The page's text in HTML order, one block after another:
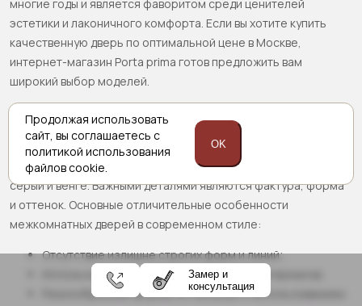
многие годы и является фаворитом среди ценителей
эстетики и лаконичного комфорта. Если вы хотите купить
качественную дверь по оптимальной цене в Москве,
интернет-магазин Porta prima готов предложить вам
широкий выбор моделей.
Отличительные особенности стиля Модерн
В межкомнатных дверях в стиле модерн преобладают
сдержанные и холодные цвета, такие как белый, черный,
серый и венге. Важными деталями являются фактура, форма
и оттенок. Основные отличительные особенности
межкомнатных дверей в современном стиле:
Отсутствие излишне строгих форм и линий;
Использование вставок из различных материалов;
Разнообразные формы остекления с использованием
Замер и
консультация
Продолжая использовать
сайт, вы соглашаетесь с
политикой использования
файлов cookie.
OK